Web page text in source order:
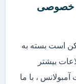
خصوصی
است بسته به
بیشتر
، با ما